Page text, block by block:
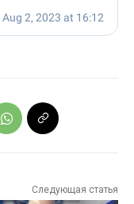
Следующая статья